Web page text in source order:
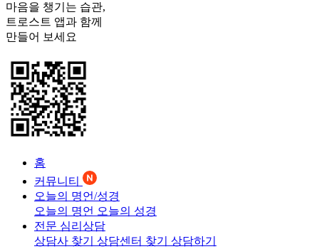
마음을 챙기는 습관,
트로스트 앱과 함께
만들어 보세요
홈
커뮤니티
오늘의 명언/성경
오늘의 명언 오늘의 성경
전문 심리상담
상담사 찾기 상담센터 찾기 상담하기